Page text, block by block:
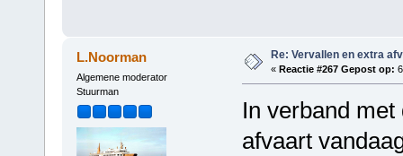
L.Noorman
Algemene moderator
Stuurman
Re: Vervallen en extra
« Reactie #267 Gepost op:
In verband
afvaart